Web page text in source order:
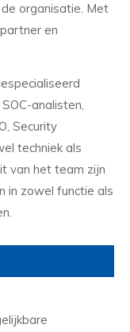
organisatie. Met
en
analisten,
Security
techniek als
van het team zijn
in zowel functie als